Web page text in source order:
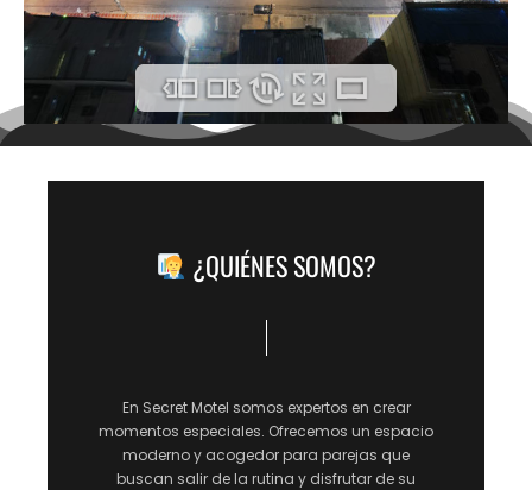
¿QUIÉNES SOMOS?
En Secret Motel somos expertos en crear
momentos especiales. Ofrecemos un espacio
moderno y acogedor para parejas que
buscan salir de la rutina y disfrutar de su